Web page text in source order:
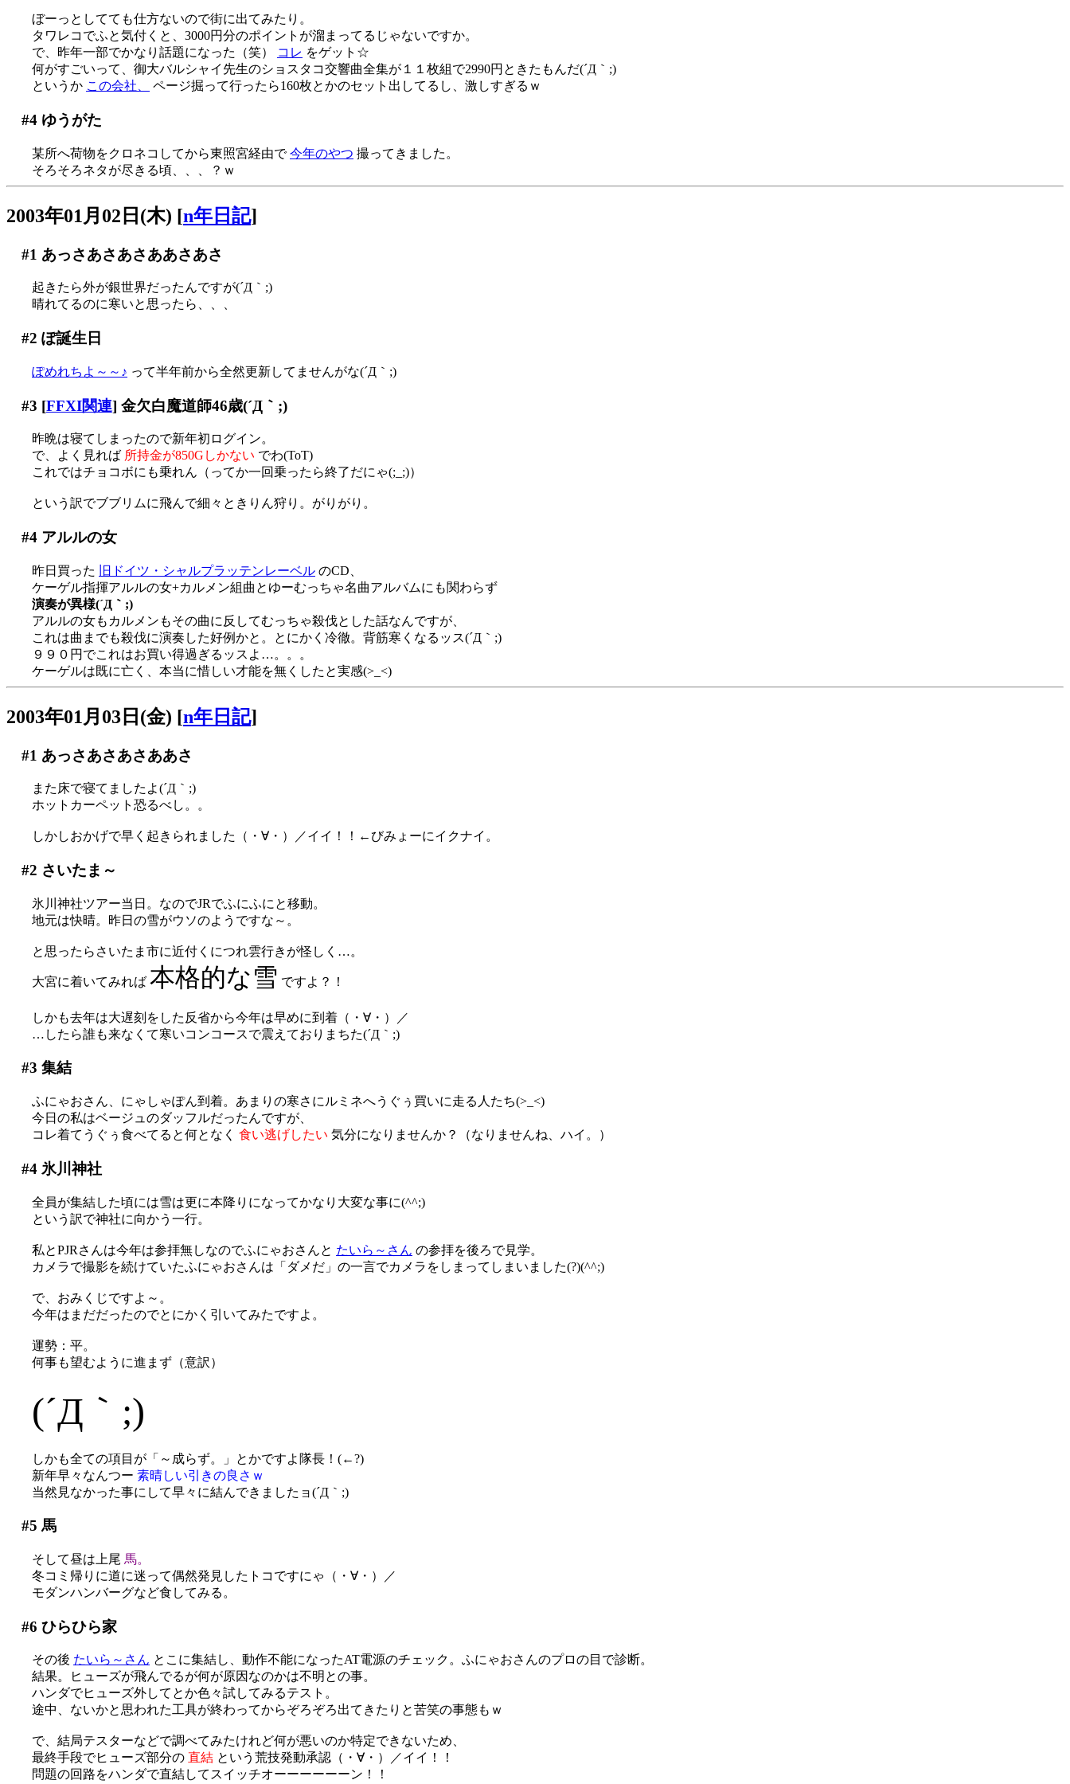
ぼーっとしてても仕方ないので街に出てみたり。
タワレコでふと気付くと、3000円分のポイントが溜まってるじゃないですか。
で、昨年一部でかなり話題になった（笑）
コレ をゲット☆
何がすごいって、御大バルシャイ先生のショスタコ交響曲全集が１１枚組で2990円ときたもんだ(´Д｀;)
というか この会社、 ページ掘って行ったら160枚とかのセット出してるし、激しすぎるｗ
#4ゆうがた
某所へ荷物をクロネコしてから東照宮経由で今年のやつ 撮ってきました。
そろそろネタが尽きる頃、、、？ｗ
2003年01月02日(木) [n年日記]
#1 あっさあさあさああさあさ
起きたら外が銀世界だったんですが(´Д｀;)
晴れてるのに寒いと思ったら、、、
#2 ぽ誕生日
ぽめれちよ～～♪ って半年前から全然更新してませんがな(´Д｀;)
#3 [FFXI関連] 金欠白魔道師46歳(´Д｀;)
昨晩は寝てしまったので新年初ログイン。
で、よく見れば 所持金が850Gしかない でわ(ToT)
これではチョコボにも乗れん（ってか一回乗ったら終了だにゃ(;_;)）
という訳でブブリムに飛んで細々ときりん狩り。がりがり。
#4アルルの女
昨日買った 旧ドイツ・シャルプラッテンレーベル のCD、
ケーゲル指揮アルルの女+カルメン組曲とゆーむっちゃ名曲アルバムにも関わらず
演奏が異様(´Д｀;)
アルルの女もカルメンもその曲に反してむっちゃ殺伐とした話なんですが、
これは曲までも殺伐に演奏した好例かと。とにかく冷徹。背筋寒くなるッス(´Д｀;)
９９０円でこれはお買い得過ぎるッスよ…。。。
ケーゲルは既に亡く、本当に惜しい才能を無くしたと実感(>_<)
2003年01月03日(金) [n年日記]
#1 あっさあさあさああさ
また床で寝てましたよ(´Д｀;)
ホットカーペット恐るべし。。
しかしおかげで早く起きられました（・∀・）／イイ！！←びみょーにイクナイ。
#2 さいたま～
氷川神社ツアー当日。なのでJRでふにふにと移動。
地元は快晴。昨日の雪がウソのようですな～。
と思ったらさいたま市に近付くにつれ雲行きが怪しく…。
大宮に着いてみれば 本格的な雪 ですよ？！
しかも去年は大遅刻をした反省から今年は早めに到着（・∀・）／
…したら誰も来なくて寒いコンコースで震えておりまちた(´Д｀;)
#3 集結
ふにゃおさん、にゃしゃぽん到着。あまりの寒さにルミネへうぐぅ買いに走る人たち(>_<)
今日の私はベージュのダッフルだったんですが、
コレ着てうぐぅ食べてると何となく 食い逃げしたい 気分になりませんか？（なりませんね、ハイ。）
#4氷川神社
全員が集結した頃には雪は更に本降りになってかなり大変な事に(^^;)
という訳で神社に向かう一行。
私とPJRさんは今年は参拝無しなのでふにゃおさんと たいら～さん の参拝を後ろで見学。
カメラで撮影を続けていたふにゃおさんは「ダメだ」の一言でカメラをしまってしまいました(?)(^^;)
で、おみくじですよ～。
今年はまだだったのでとにかく引いてみたですよ。
運勢：平。
何事も望むように進まず（意訳）
(´Д｀;)
しかも全ての項目が「～成らず。」とかですよ隊長！(←?)
新年早々なんつー 素晴しい引きの良さｗ
当然見なかった事にして早々に結んできましたョ(´Д｀;)
#5 馬
そして昼は上尾 馬。
冬コミ帰りに道に迷って偶然発見したトコですにゃ（・∀・）／
モダンハンバーグなど食してみる。
#6 ひらひら家
その後 たいら～さん とこに集結し、動作不能になったAT電源のチェック。ふにゃおさんのプロの目で診断。
結果。ヒューズが飛んでるが何が原因なのかは不明との事。
ハンダでヒューズ外してとか色々試してみるテスト。
途中、ないかと思われた工具が終わってからぞろぞろ出てきたりと苦笑の事態もｗ
で、結局テスターなどで調べてみたけれど何が悪いのか特定できないため、
最終手段でヒューズ部分の 直結 という荒技発動承認（・∀・）／イイ！！
問題の回路をハンダで直結してスイッチオーーーーーーン！！